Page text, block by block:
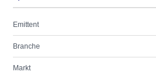
Emittent
Branche
Markt